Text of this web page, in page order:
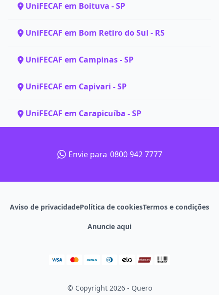
UniFECAF em Boituva - SP
UniFECAF em Bom Retiro do Sul - RS
UniFECAF em Campinas - SP
UniFECAF em Capivari - SP
UniFECAF em Carapicuíba - SP
Envie para 0800 942 7777
Aviso de privacidadePolítica de cookiesTermos e condições
Anuncie aqui
© Copyright 2026 - Quero